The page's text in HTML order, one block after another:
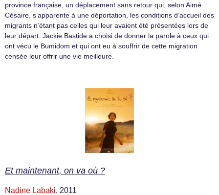
province française, un déplacement sans retour qui, selon Aimé
Césaire, s’apparente à une déportation, les conditions d’accueil des
migrants n’étant pas celles qui leur avaient été présentées lors de
leur départ. Jackie Bastide a choisi de donner la parole à ceux qui
ont vécu le Bumidom et qui ont eu à souffrir de cette migration
censée leur offrir une vie meilleure.
Et maintenant, on va où ?
Nadine Labaki, 2011